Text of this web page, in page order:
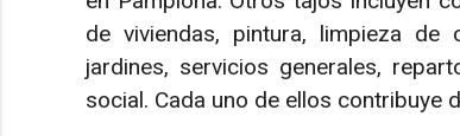
de viviendas, pintura, limpieza
jardines, servicios generales,
social. Cada uno de ellos contribuye